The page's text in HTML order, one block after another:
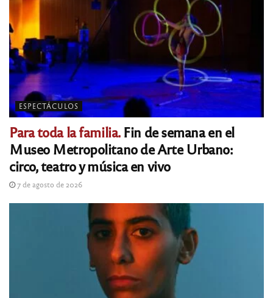
ESPECTÁCULOS
Para toda la familia.Fin de semana en el
Museo Metropolitano de Arte Urbano:
circo, teatro y música en vivo
7 de agosto de 2026